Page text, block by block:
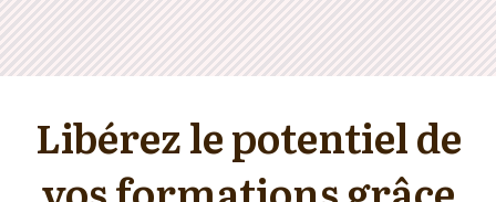
Libérezle potentiel de